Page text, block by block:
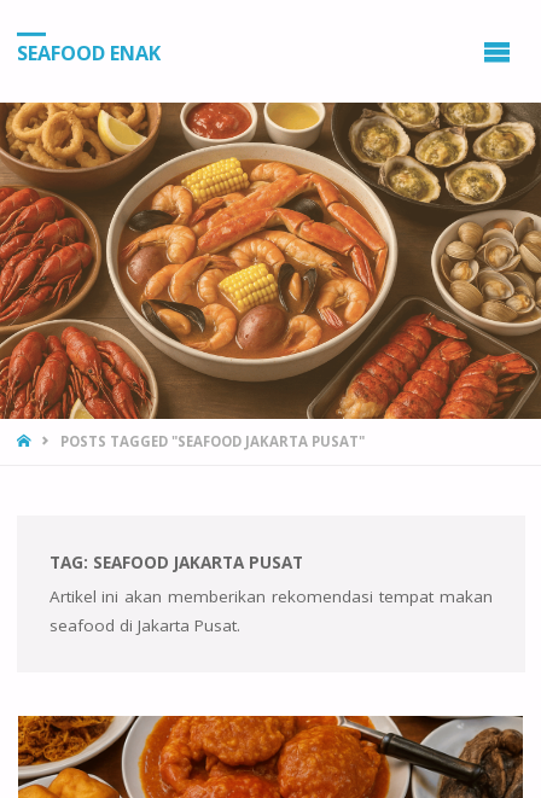
SEAFOOD ENAK
HOMEPOSTS TAGGED "SEAFOOD JAKARTA PUSAT"
TAG: SEAFOOD JAKARTA PUSAT
Artikel ini akan memberikan rekomendasi tempat makan
seafood di Jakarta Pusat.